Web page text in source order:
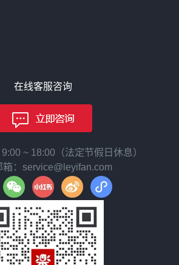
在线客服咨询
~ 18:00（法定节假日休息）
箱：service@leyifan.com